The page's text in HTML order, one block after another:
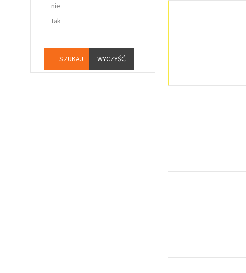
nie
tak
WYCZYŚĆ